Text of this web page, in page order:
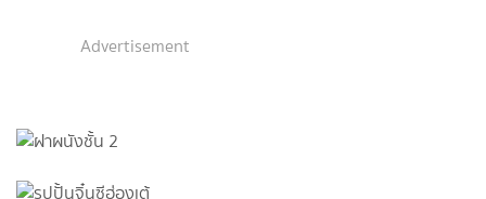
Advertisement